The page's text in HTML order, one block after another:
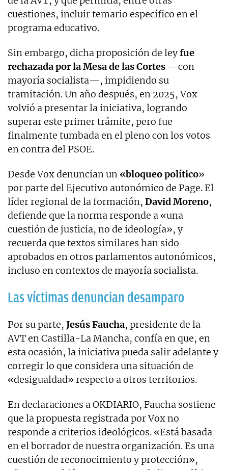
cuestiones, incluir temario específico en el
programa educativo.
Sin embargo, dicha proposición de leyfue
rechazada por la Mesa de las Cortes —con
mayoría socialista—, impidiendo su
tramitación. Un año después, en 2025, Vox
volvió a presentar la iniciativa, logrando
superar este primer trámite, pero fue
finalmente tumbada en el pleno con los votos
en contra del PSOE.
Desde Vox denuncian un «bloqueo político»
por parte del Ejecutivo autonómico de Page. El
líder regional de la formación, David Moreno,
defiende que la norma responde a «una
cuestión de justicia, no de ideología», y
recuerda que textos similares han sido
aprobados en otros parlamentos autonómicos,
incluso en contextos de mayoría socialista.
Las víctimas denuncian desamparo
Por su parte, Jesús Faucha, presidente de la
AVT en Castilla-La Mancha, confía en que, en
esta ocasión, la iniciativa pueda salir adelante y
corregir lo que considera una situación de
«desigualdad» respecto a otros territorios.
En declaraciones a OKDIARIO, Faucha sostiene
que la propuesta registrada por Vox no
responde a criterios ideológicos. «Está basada
en el borrador de nuestra organización. Es una
cuestión de reconocimiento y protección»,